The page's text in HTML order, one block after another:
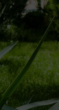
sanlı
al-
tájwid”